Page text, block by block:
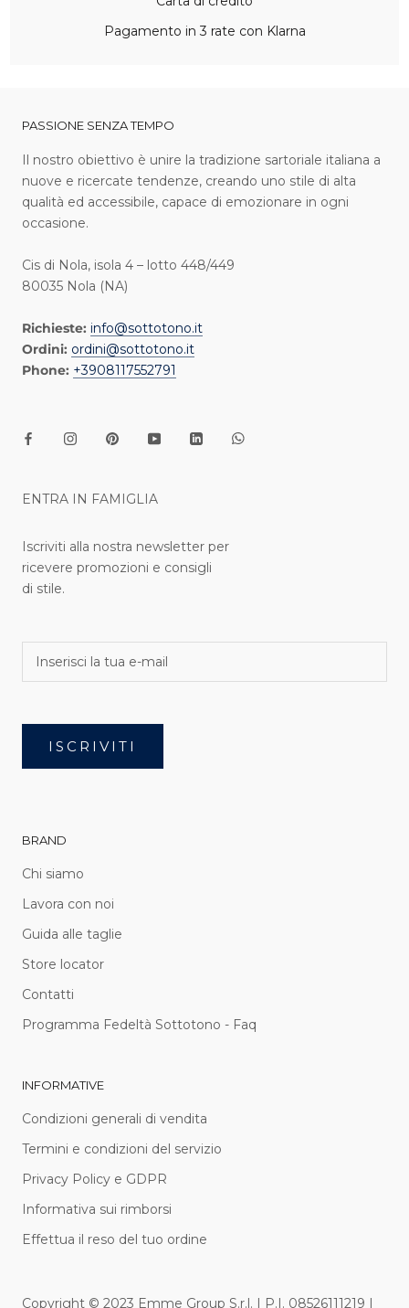
Pagamento in 3 rate con Klarna
PASSIONE SENZA TEMPO
I l nostro obiettivo è unire la tradizione sartoriale italiana a
nuove e ricercate tendenze, creando uno stile di alta
qualità ed accessibile, capace di emozionare in ogni
occasione.
Cis di Nola, isola 4 – lotto 448/449
80035 Nola (NA)
Richieste: info@sottotono.it
Ordini: ordini@sottotono.it
Phone: +3908117552791
ENTRA IN FAMIGLIA
Iscriviti alla nostra newsletter per
ricevere promozioni e consigli
di stile.
ISCRIVITI
BRAND
Chi siamo
Lavora con noi
Guida alle taglie
Store locator
Contatti
Programma Fedeltà Sottotono - Faq
INFORMATIVE
Condizioni generali di vendita
Termini e condizioni del servizio
Privacy Policy e GDPR
Informativa sui rimborsi
Effettua il reso del tuo ordine
Copyright © 2023 Emme Group S.r.l. | P.I. 08526111219 |